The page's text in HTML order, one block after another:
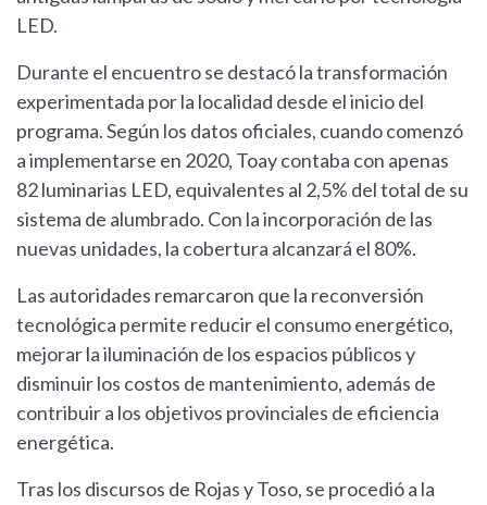
LED.
Durante el encuentro se destacó la transformación
experimentada por la localidad desde el inicio del
programa. Según los datos oficiales, cuando comenzó
a implementarse en 2020, Toay contaba con apenas
82 luminarias LED, equivalentes al 2,5% del total de su
sistema de alumbrado. Con la incorporación de las
nuevas unidades, la cobertura alcanzará el 80%.
Las autoridades remarcaron que la reconversión
tecnológica permite reducir el consumo energético,
mejorar la iluminación de los espacios públicos y
disminuir los costos de mantenimiento, además de
contribuir a los objetivos provinciales de eficiencia
energética.
Tras los discursos de Rojas y Toso, se procedió a la